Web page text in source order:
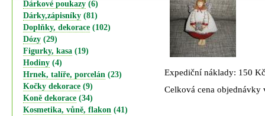
Dárkové poukazy (6)
Dárky,zápisníky (81)
Doplňky, dekorace (102)
Dózy (29)
Figurky, kasa (19)
Hodiny (4)
Hrnek, talíře, porcelán (23)
Kočky dekorace (9)
Koně dekorace (34)
Kosmetika, vůně, flakon (41)
Expediční náklady: 150 Kč
Celková cena